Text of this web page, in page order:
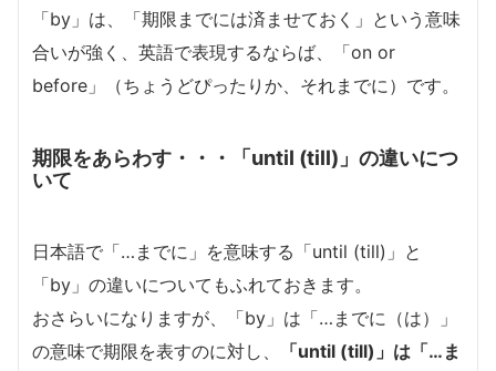
「by」は、「期限までには済ませておく」という意味
合いが強く、英語で表現するならば、「on or
before」（ちょうどぴったりか、それまでに）です。
期限をあらわす・・・「until (till)」の違いにつ
いて
日本語で「…までに」を意味する「until (till)」と
「by」の違いについてもふれておきます。
おさらいになりますが、「by」は「…までに（は）」
の意味で期限を表すのに対し、
「until (till)」は「…ま